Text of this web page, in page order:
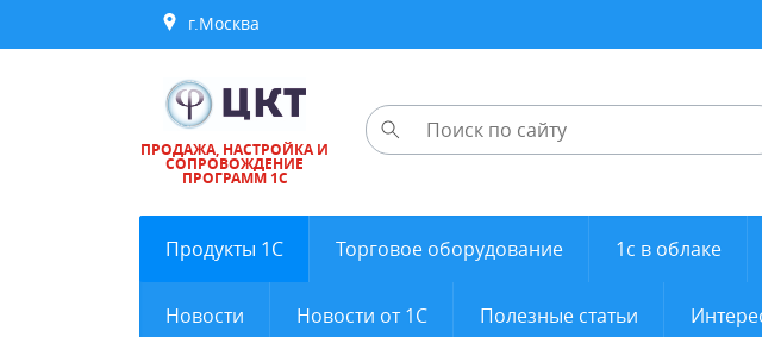
г.Москва
ПРОДАЖА, НАСТРОЙКА И
СОПРОВОЖДЕНИЕ
ПРОГРАММ 1С
Продукты 1С Торговое оборудование 1с в облаке
Новости Новости от 1С Полезные статьи